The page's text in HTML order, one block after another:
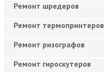
Ремонт шредеров
Ремонт термопринтеров
Ремонт ризографов
Ремонт гироскутеров